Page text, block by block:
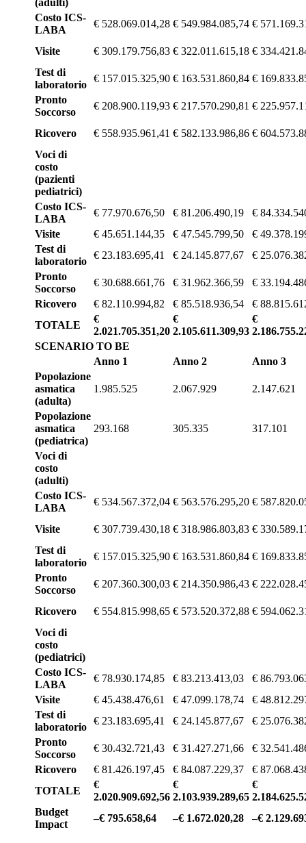
(adulti)
Costo ICS-
LABA
€ 528.069.014,28 € 549.984.085,74 €
Visite € 309.179.756,83 € 322.011.615,18 €
Test di
laboratorio
€ 157.015.325,90 € 163.531.860,84 €
Pronto
Soccorso
€ 208.900.119,93 € 217.570.290,81 €
Ricovero € 558.935.961,41 € 582.133.986,86 €
Voci di
costo
(pazienti
pediatrici)
Costo ICS-
LABA
€ 77.970.676,50 € 81.206.490,19
€
Visite
€ 45.651.144,35 € 47.545.799,50
€
Test di
laboratorio
€ 23.183.695,41 € 24.145.877,67
€
Pronto
Soccorso
€ 30.688.661,76 € 31.962.366,59
€
Ricovero
€ 82.110.994,82 € 85.518.936,54
€
TOTALE
€
2.021.705.351,20
€
2.105.611.309,93
€
SCENARIO TO BE
Anno 1
Anno 2
Anno 3
Popolazione
asmatica
(adulta)
1.985.525 2.067.929 2.147.621
Popolazione
asmatica
(pediatrica)
293.168 305.335 317.101
Voci di
costo
(adulti)
Costo ICS-
LABA
€ 534.567.372,04 € 563.576.295,20 €
Visite € 307.739.430,18 € 318.986.803,83 €
Test di
laboratorio
€ 157.015.325,90 € 163.531.860,84 €
Pronto
Soccorso
€ 207.360.300,03 € 214.350.986,43 €
Ricovero € 554.815.998,65 € 573.520.372,88 €
Voci di
costo
(pediatrici)
Costo ICS-
LABA
€ 78.930.174,85 € 83.213.413,03
€
Visite
€ 45.438.476,61 € 47.099.178,74
€
Test di
laboratorio
€ 23.183.695,41 € 24.145.877,67
€
Pronto
Soccorso
€ 30.432.721,43 € 31.427.271,66
€
Ricovero
€ 81.426.197,45 € 84.087.229,37
€
TOTALE
€
2.020.909.692,56
€
2.103.939.289,65
€
Budget
Impact
–€ 795.658,64 –€ 1.672.020,28 –€